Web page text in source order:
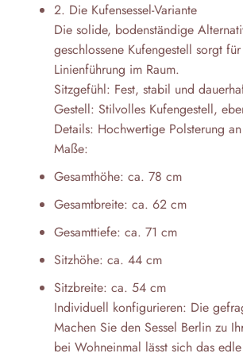
2. Die Kufensessel-Variante
Die solide, bodenständige
geschlossene Kufengestell sorgt
Linienführung im Raum.
Sitzgefühl: Fest, stabil und
Gestell: Stilvolles Kufengestell,
Details: Hochwertige Polsterung
Maße:
Gesamthöhe: ca. 78 cm
Gesamtbreite: ca. 62 cm
Gesamttiefe: ca. 71 cm
Sitzhöhe: ca. 44 cm
Sitzbreite: ca. 54 cm
Individuell konfigurieren: Die
Machen Sie den Sessel Berlin zu
bei Wohneinmal lässt sich das